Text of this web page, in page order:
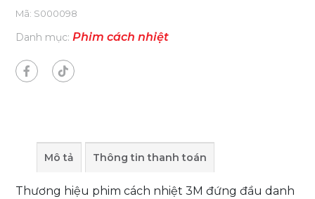
Mã: S000098
Danh mục: Phim cách nhiệt
Mô tả Thông tin thanh toán
Thương hiệu phim cách nhiệt 3M đứng đầu danh